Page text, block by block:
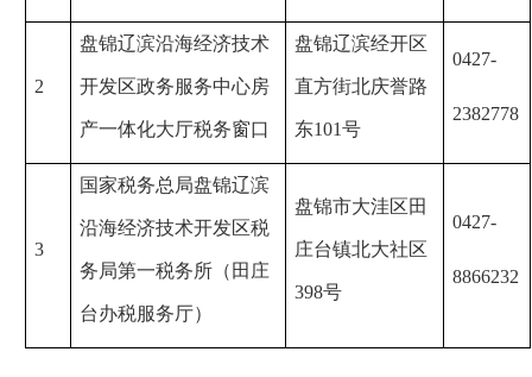
2
盘锦辽滨沿海经济技术
开发区政务服务中心房
产一体化大厅税务窗口
盘锦辽滨经开区
直方街北庆誉路
东101号
0427-
2382778
3
国家税务总局盘锦辽滨
沿海经济技术开发区税
务局第一税务所（田庄
台办税服务厅）
盘锦市大洼区田
庄台镇北大社区
398号
0427-
8866232